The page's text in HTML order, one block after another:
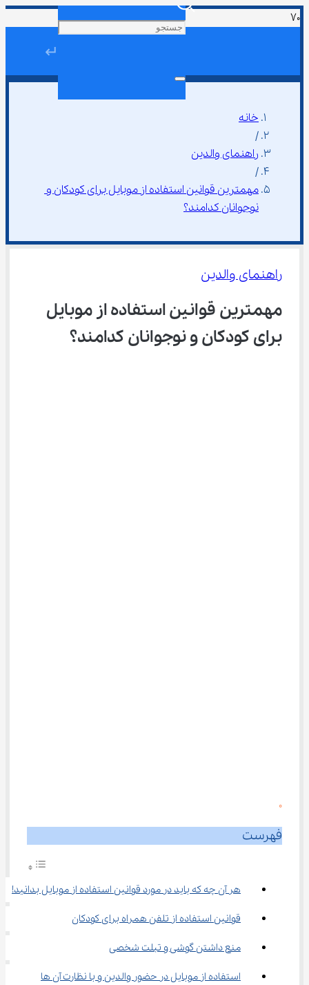
↵
خانه
/
راهنمای والدین
/
مهمترین قوانین استفاده از موبایل برای کودکان و
نوجوانان کدامند؟
راهنمای والدین
مهمترین قوانین استفاده از موبایل
برای کودکان و نوجوانان کدامند؟
0
فهرست
هر آن چه که باید در مورد قوانین استفاده از موبایل بدانید!
قوانین استفاده از تلفن همراه برای کودکان
منع داشتن گوشی و تبلت شخصی
استفاده از موبایل در حضور والدین و با نظارت آن ها